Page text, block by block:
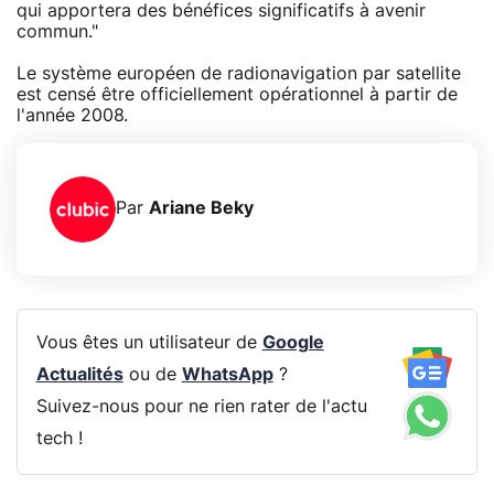
qui apportera des bénéfices significatifs à avenir
commun."
Le système européen de radionavigation par satellite
est censé être officiellement opérationnel à partir de
l'année 2008.
Par Ariane Beky
Vous êtes un utilisateur de Google
Actualitésou de WhatsApp?
Suivez-nous pour ne rien rater de l'actu
tech !